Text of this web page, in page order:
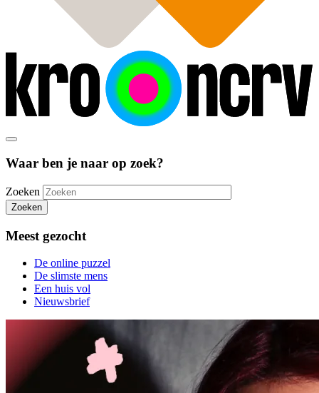
Waar ben je naar op zoek?
Zoeken
Zoeken
Meest gezocht
De online puzzel
De slimste mens
Een huis vol
Nieuwsbrief